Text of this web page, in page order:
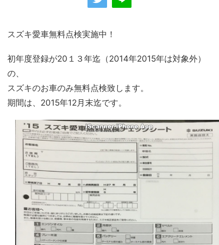
スズキ愛車無料点検実施中！
初年度登録が20１３年迄（2014年2015年は対象外）
の、
スズキのお車のみ無料点検致します。
期間は、2015年12月末迄です。